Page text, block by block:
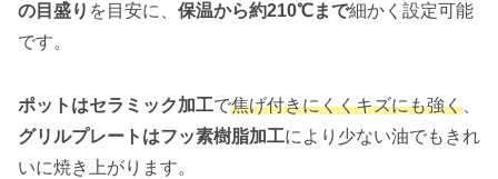
の目盛り を目安に、 保温から約210℃まで細かく設定可能
です。
ポットはセラミック加工で焦げ付きにくくキズにも強く
グリルプレートはフッ素樹脂加工により少ない油でもきれ
いに焼き上がります。